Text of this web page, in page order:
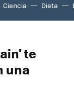
Ciencia Dieta
te
una